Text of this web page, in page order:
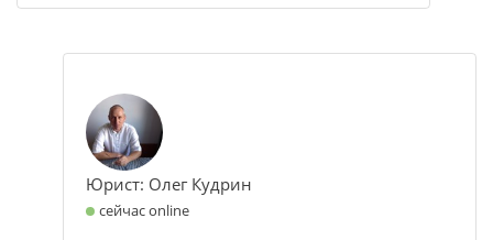
Юрист: Олег Кудрин
сейчас online